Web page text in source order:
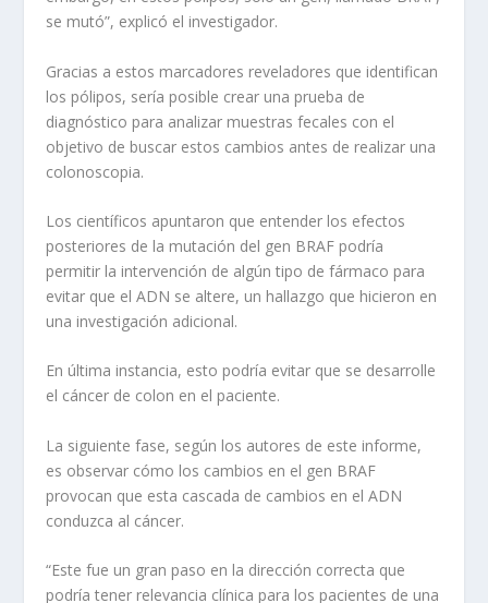
se mutó”, explicó el investigador.
Gracias a estos marcadores reveladores que identifican
los pólipos, sería posible crear una prueba de
diagnóstico para analizar muestras fecales con el
objetivo de buscar estos cambios antes de realizar una
colonoscopia.
Los científicos apuntaron que entender los efectos
posteriores de la mutación del gen BRAF podría
permitir la intervención de algún tipo de fármaco para
evitar que el ADN se altere, un hallazgo que hicieron en
una investigación adicional.
En última instancia, esto podría evitar que se desarrolle
el cáncer de colon en el paciente.
La siguiente fase, según los autores de este informe,
es observar cómo los cambios en el gen BRAF
provocan que esta cascada de cambios en el ADN
conduzca al cáncer.
“Este fue un gran paso en la dirección correcta que
podría tener relevancia clínica para los pacientes de una